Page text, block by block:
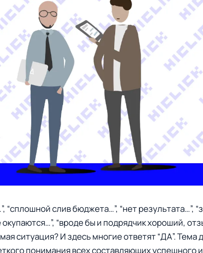
“сплошной слив бюджета…”, “нет результата…”,
“вроде бы и подрядчик хороший,
ситуация? И здесь многие ответят “ДА”. Тема
понимания всех составляющих успешного